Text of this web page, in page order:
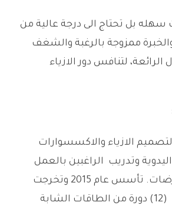
بل تحتاج الى درجة عالية من
والخبرة ممزوجة بالرغبة والشغف
الرائعة، لتنافس دور الازياء
لتصميم الازياء والاكسسوارات
وتدريب الراغبين بالعمل
كعارضين وعارضات. تأسس عام 2015 وتخرجت
منه لغاية الان (12) دورة من الطاقات الشابة